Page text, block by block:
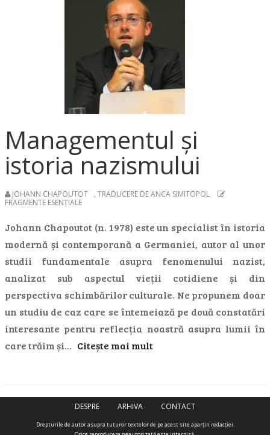
Managementul și
istoria nazismului
JOHANN CHAPOUTOT , TRADUCERE DE ANCA SIMITOPOL
FRAGMENTE ESENȚIALE
Johann Chapoutot (n. 1978) este un specialist în istoria
modernă și contemporană a Germaniei, autor al unor
studii fundamentale asupra fenomenului nazist,
analizat sub aspectul vieții cotidiene și din
perspectiva schimbărilor culturale. Ne propunem doar
un studiu de caz care se întemeiază pe două constatări
interesante pentru reflecția noastră asupra lumii în
care trăim și… Citește mai mult
DESPRE ARHIVA CONTACT
Drepturile de autor asupra tuturor textelor de pe acest site aparţin redacţiei.